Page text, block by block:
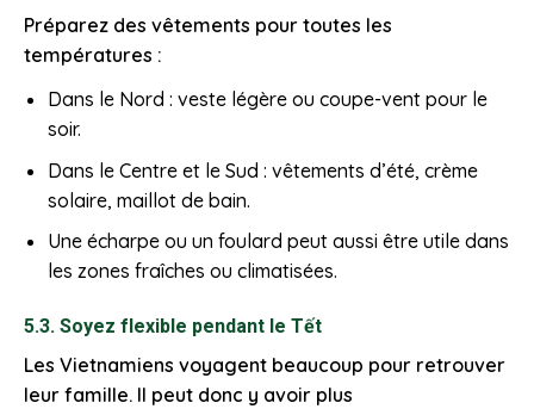
Préparez des vêtements pour toutes les
températures :
Dans le Nord : veste légère ou coupe-vent pour le
soir.
Dans le Centre et le Sud : vêtements d’été, crème
solaire, maillot de bain.
Une écharpe ou un foulard peut aussi être utile dans
les zones fraîches ou climatisées.
5.3. Soyez flexible pendant le Tết
Les Vietnamiens voyagent beaucoup pour retrouver
leur famille. Il peut donc y avoir plus